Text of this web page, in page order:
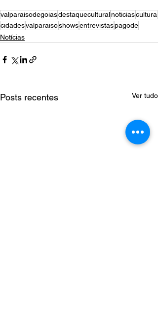
valparaisodegoiasdestaqueculturalnoticiascultura
cidadesvalparaisoshowsentrevistaspagode
Notícias
Posts recentes Ver tudo